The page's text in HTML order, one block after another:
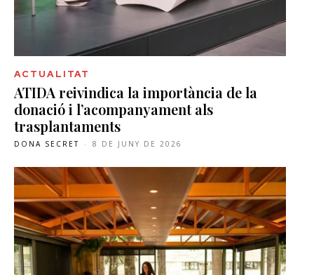
ACTUALITAT
ATIDA reivindica la importància de la
donació i l’acompanyament als
trasplantaments
DONA SECRET - 8 DE JUNY DE 2026